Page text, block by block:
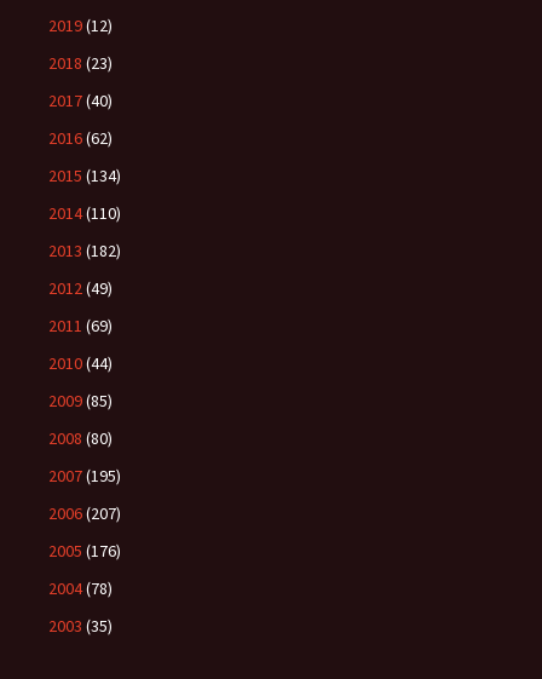
2019(12)
2018 (23)
2017(40)
2016(62)
2015 (134)
2014(110)
2013 (182)
2012(49)
2011 (69)
2010(44)
2009(85)
2008 (80)
2007(195)
2006(207)
2005 (176)
2004(78)
2003 (35)